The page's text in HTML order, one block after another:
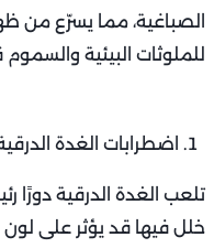
الصباغية، مما يسرّع من
للملوثات البيئية
اضطرابات الغدة
تلعب الغدة الدرقية دورًا
خلل فيها قد يؤثر على